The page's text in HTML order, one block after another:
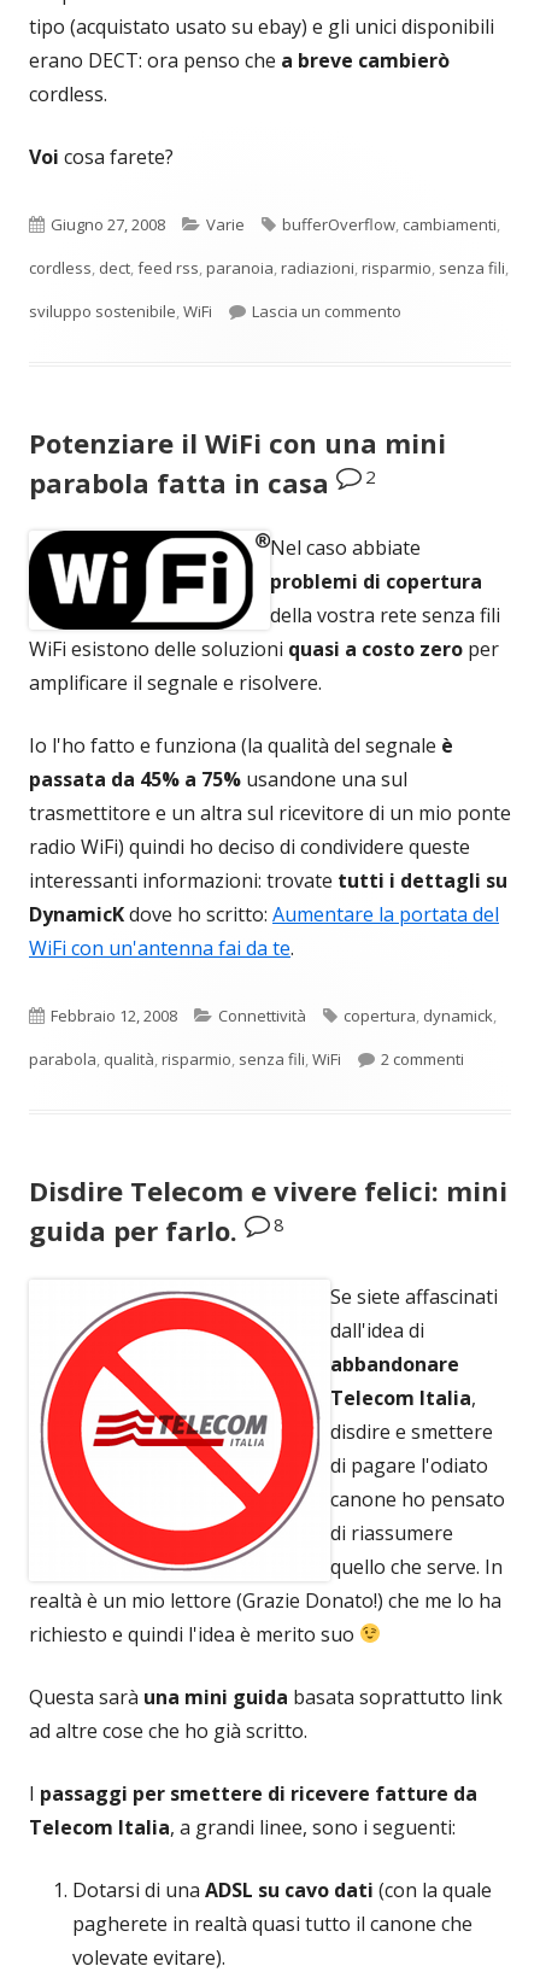
tipo (acquistato usato su ebay) e gli unici disponibili
erano DECT: ora penso che a breve cambierò
cordless.
Voi cosa farete?
Pubblicato
Giugno 27, 2008 Categorie
Varie Tag
bufferOverflow, cambiamenti,
cordless, dect,feed rss,paranoia,radiazioni,risparmio, senza fili,
sviluppo sostenibile,WiFi Lascia un commento
Potenziare il WiFi con una mini
parabola fatta in casa
2
Nel caso abbiate
problemi di copertura
della vostra rete senza fili
WiFi esistono delle soluzioni quasi a costo zero per
amplificare il segnale e risolvere.
Io l'ho fatto e funziona (la qualità del segnale è
passata da 45% a 75% usandone una sul
trasmettitore e un altra sul ricevitore di un mio ponte
radio WiFi) quindi ho deciso di condividere queste
interessanti informazioni: trovate tutti i dettagli su
DynamicKdove ho scritto: Aumentare la portata del
WiFi con un'antenna fai da te.
Pubblicato
Febbraio 12, 2008 Categorie
Connettività Tag
copertura, dynamick,
parabola, qualità,risparmio, senza fili,WiFi 2 commenti
Disdire Telecom e vivere felici: mini
guida per farlo.
8
Se siete affascinati
dall'idea di
abbandonare
Telecom Italia,
disdire e smettere
di pagare l'odiato
canone ho pensato
di riassumere
quello che serve. In
realtà è un mio lettore (Grazie Donato!) che me lo ha
richiesto e quindi l'idea è merito suo
Questa sarà una mini guida basata soprattutto link
ad altre cose che ho già scritto.
I passaggi per smettere di ricevere fatture da
Telecom Italia, a grandi linee, sono i seguenti:
Dotarsi di una ADSL su cavo dati (con la quale
pagherete in realtà quasi tutto il canone che
volevate evitare).